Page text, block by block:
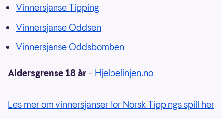
Vinnersjanse Tipping
Vinnersjanse Oddsen
Vinnersjanse Oddsbomben
Aldersgrense 18 år – Hjelpelinjen.no
Les mer om vinnersjanser for Norsk Tippings spill her